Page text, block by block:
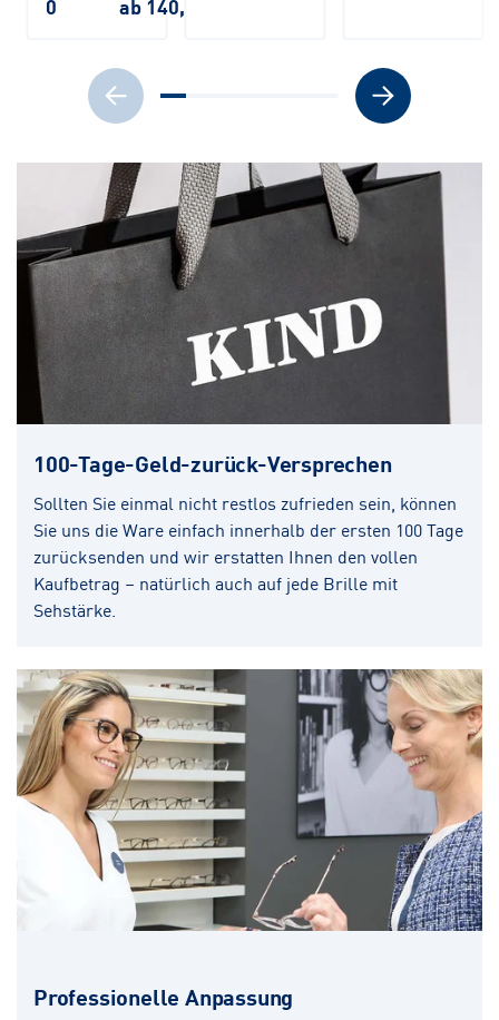
100-Tage-Geld-zurück-Versprechen
Sollten Sie einmal nicht restlos zufrieden sein, können
Sie uns die Ware einfach innerhalb der ersten 100 Tage
zurücksenden und wir erstatten Ihnen den vollen
Kaufbetrag – natürlich auch auf jede Brille mit
Sehstärke.
Professionelle Anpassung